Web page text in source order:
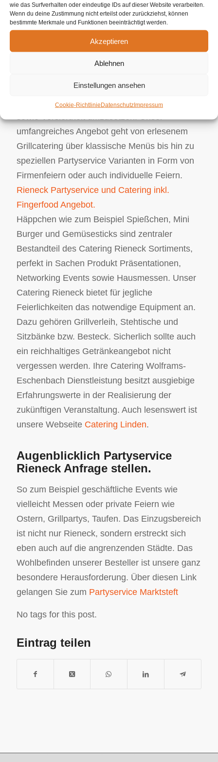
wie das Surfverhalten oder eindeutige IDs auf dieser Website verarbeiten.
Wenn du deine Zustimmung nicht erteilst oder zurückziehst, können
bestimmte Merkmale und Funktionen beeinträchtigt werden.
Akzeptieren
Ablehnen
Einstellungen ansehen
Cookie-RichtlinieDatenschutzImpressum
sind akkurat überprüft und stammen von
zuverlässigen Anbietern. Wir als Ihr
Partyservice organisieren Ihr persönliches
Ereignis. Ungeachtet dessen, ob es sich um Ihr
Sektempfang handelt, wir sind da, um alle
kulinarischen Herausforderungen in Perfektion
sowie Versiertheit umzusetzen. Unser
umfangreiches Angebot geht von erlesenem
Grillcatering über klassische Menüs bis hin zu
speziellen Partyservice Varianten in Form von
Firmenfeiern oder auch individuelle Feiern.
Rieneck Partyservice und Catering inkl.
Fingerfood Angebot.
Häppchen wie zum Beispiel Spießchen, Mini
Burger und Gemüsesticks sind zentraler
Bestandteil des Catering Rieneck Sortiments,
perfekt in Sachen Produkt Präsentationen,
Networking Events sowie Hausmessen. Unser
Catering Rieneck bietet für jegliche
Feierlichkeiten das notwendige Equipment an.
Dazu gehören Grillverleih, Stehtische und
Sitzbänke bzw. Besteck. Sicherlich sollte auch
ein reichhaltiges Getränkeangebot nicht
vergessen werden. Ihre Catering Wolframs-
Eschenbach Dienstleistung besitzt ausgiebige
Erfahrungswerte in der Realisierung der
zukünftigen Veranstaltung. Auch lesenswert ist
unsere Webseite Catering Linden.
Augenblicklich Partyservice
Rieneck Anfrage stellen.
So zum Beispiel geschäftliche Events wie
vielleicht Messen oder private Feiern wie
Ostern, Grillpartys, Taufen. Das Einzugsbereich
ist nicht nur Rieneck, sondern erstreckt sich
eben auch auf die angrenzenden Städte. Das
Wohlbefinden unserer Besteller ist unsere ganz
besondere Herausforderung. Über diesen Link
gelangen Sie zum Partyservice Marktsteft
No tags for this post.
Eintrag teilen